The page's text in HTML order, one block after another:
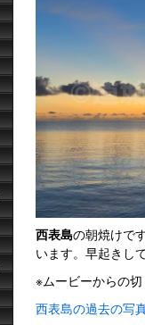
西表島の朝焼けで
います。早起きし
※ムービーからの
西表島の過去の写